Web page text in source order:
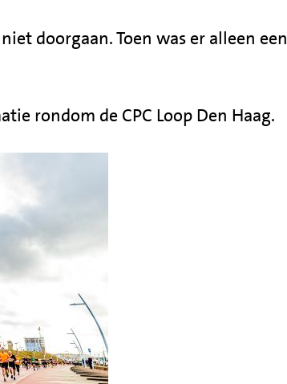
doorgaan. Toen was er alleen een
rondom de CPC Loop Den Haag.